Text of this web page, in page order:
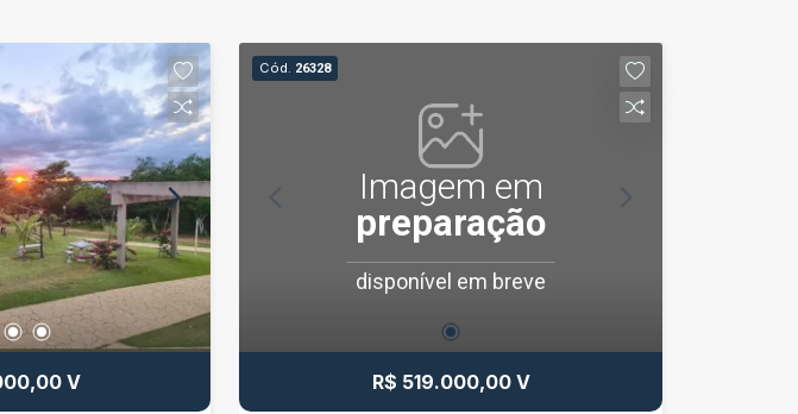
V
Cód. 26328
Imagem em
preparação
disponível em breve
R$ 519.000,00 V